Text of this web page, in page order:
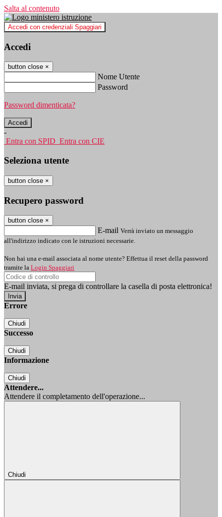
Salta al contenuto
Accedi con credenziali Spaggiari
Accedi
button close ×
Nome Utente
Password
Password dimenticata?
-
Entra con SPID Entra con CIE
Seleziona utente
button close ×
Recupero password
button close ×
E-mail Verrà inviato un messaggio
all'indirizzo indicato con le istruzioni necessarie.
Non hai una e-mail associata al nome utente? Effettua il reset della password
tramite la Login Spaggiari
E-mail inviata, si prega di controllare la casella di posta elettronica!
Errore
Chiudi
Successo
Chiudi
Informazione
Chiudi
Attendere...
Attendere il completamento dell'operazione...
Chiudi